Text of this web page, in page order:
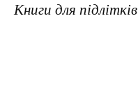
Книги для підлітків